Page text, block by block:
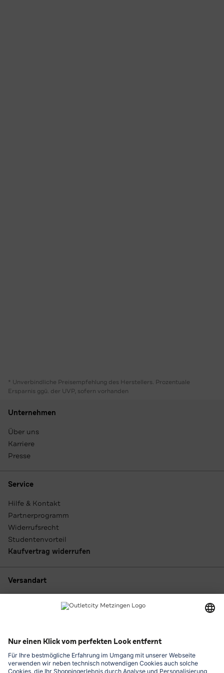
* Unverbindliche Preisempfehlung des Herstellers. Prozentuale
Ersparnis ggü. der UVP, sofern vorhanden
Unternehmen
Über uns
Karriere
Presse
Service
Hilfe & Kontakt
Partnerprogramm
Widerrufsrecht
Studentenvorteil
Kaufvertrag widerrufen
Versandart